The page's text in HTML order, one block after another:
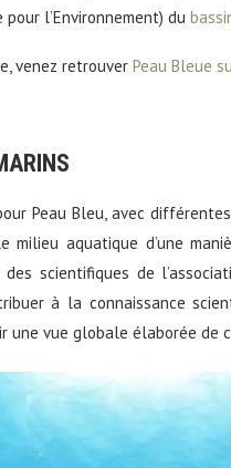
l’Environnement) du
venez retrouver Peau Bleue
Peau Bleu, avec
milieu aquatique d’une
scientifiques de
à la connaissance
une vue globale élaborée de